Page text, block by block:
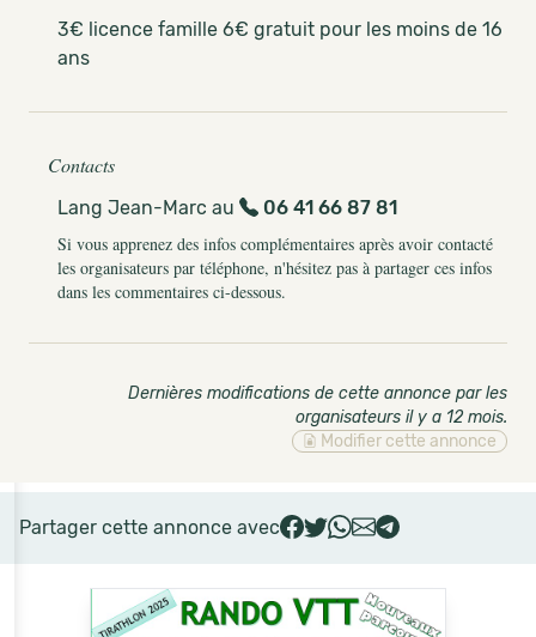
3€ licence famille 6€ gratuit pour les moins de 16
ans
Contacts
Lang Jean-Marc au
06 41 66 87 81
Si vous apprenez des infos complémentaires après avoir contacté
les organisateurs par téléphone, n'hésitez pas à partager ces infos
dans les commentaires ci-dessous.
Dernières modifications de cette annonce par les
organisateurs il y a 12 mois.
Modifier cette annonce
Partager cette annonce avec